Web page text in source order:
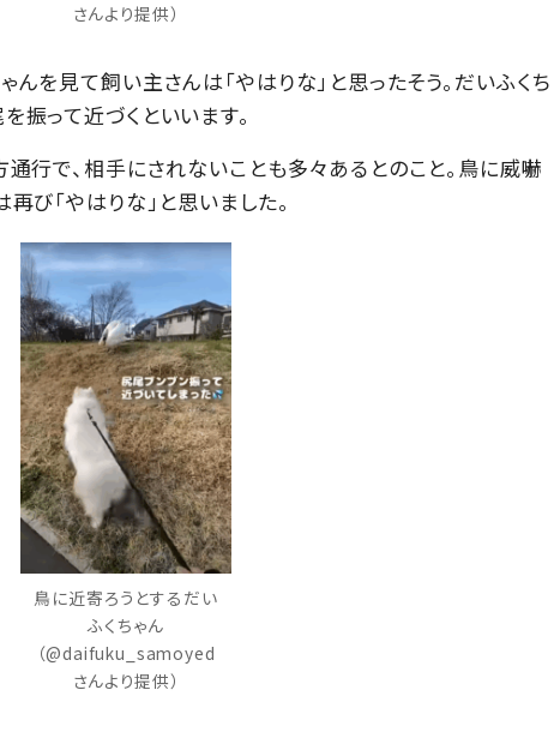
さんより提供）
を見て飼い主さんは「やはりな」と思ったそう。だいふくち
って近づくといいます。
行で、相手にされないことも多々あるとのこと。鳥に威嚇
び「やはりな」と思いました。
鳥に近寄ろうとするだい
ふくちゃん
（@daifuku_samoyed
さんより提供）